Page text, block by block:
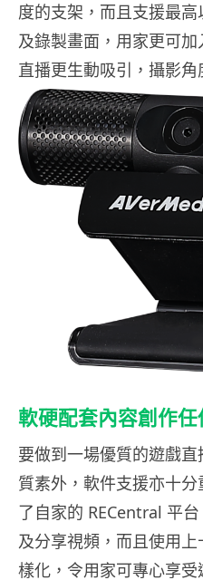
度的支架，而且支援最
及錄製畫面，用家更可
直播更生動吸引，攝影角
軟硬配套內容創作任
要做到一場優質的遊戲
質素外，軟件支援亦十
了自家的 RECentral 平
及分享視頻，而且使用
樣化，令用家可專心享